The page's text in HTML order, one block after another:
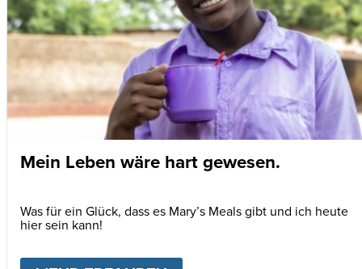
Mein Leben wäre hart gewesen.
Was für ein Glück, dass es Mary’s Meals gibt und ich heute
hier sein kann!